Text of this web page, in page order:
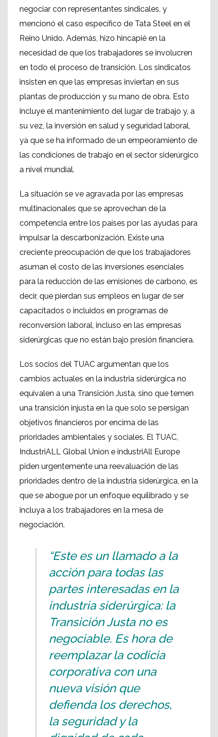
negociar con representantes sindicales, y
mencionó el caso específico de Tata Steel en el
Reino Unido. Además, hizo hincapié en la
necesidad de que los trabajadores se involucren
en todo el proceso de transición. Los sindicatos
insisten en que las empresas inviertan en sus
plantas de producción y su mano de obra. Esto
incluye el mantenimiento del lugar de trabajo y, a
su vez, la inversión en salud y seguridad laboral,
ya que se ha informado de un empeoramiento de
las condiciones de trabajo en el sector siderúrgico
a nivel mundial.
La situación se ve agravada por las empresas
multinacionales que se aprovechan de la
competencia entre los países por las ayudas para
impulsar la descarbonización. Existe una
creciente preocupación de que los trabajadores
asuman el costo de las inversiones esenciales
para la reducción de las emisiones de carbono, es
decir, que pierdan sus empleos en lugar de ser
capacitados o incluidos en programas de
reconversión laboral, incluso en las empresas
siderúrgicas que no están bajo presión financiera.
Los socios del TUAC argumentan que los
cambios actuales en la industria siderúrgica no
equivalen a una Transición Justa, sino que temen
una transición injusta en la que solo se persigan
objetivos financieros por encima de las
prioridades ambientales y sociales. El TUAC,
IndustriALL Global Union e industriAll Europe
piden urgentemente una reevaluación de las
prioridades dentro de la industria siderúrgica, en la
que se abogue por un enfoque equilibrado y se
incluya a los trabajadores en la mesa de
negociación.
“Este es un llamado a la
acción para todas las
partes interesadas en la
industria siderúrgica: la
Transición Justa no es
negociable. Es hora de
reemplazar la codicia
corporativa con una
nueva visión que
defienda los derechos,
la seguridad y la